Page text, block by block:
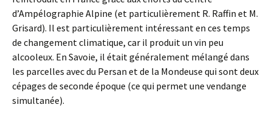
d’Ampélographie Alpine (et particulièrement R. Raffin et M.
Grisard). Il est particulièrement intéressant en ces temps
de changement climatique, car il produit un vin peu
alcooleux. En Savoie, il était généralement mélangé dans
les parcelles avec du Persan et de la Mondeuse qui sont deux
cépages de seconde époque (ce qui permet une vendange
simultanée).